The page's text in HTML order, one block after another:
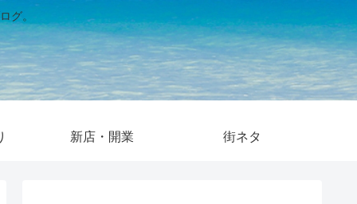
グ。
新店・開業 街ネタ